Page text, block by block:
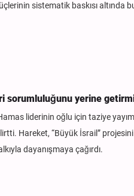
sistematik baskısı altında
sorumluluğunu yerine
liderinin oğlu için taziye
Hareket, “Büyük İsrail”
dayanışmaya çağırdı.